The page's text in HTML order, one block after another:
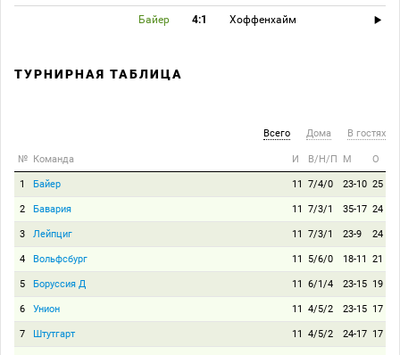
Байер 4:1 Хоффенхайм
ТУРНИРНАЯ ТАБЛИЦА
Всего Дома В гостях
№ Команда И В/Н/П М О
1 Байер 11 7/4/0 23-10 25
2 Бавария 11 7/3/1 35-17 24
3 Лейпциг 11 7/3/1 23-9 24
4 Вольфсбург 11 5/6/0 18-11 21
5 Боруссия Д 11 6/1/4 23-15 19
6 Унион 11 4/5/2 23-15 17
7 Штутгарт 11 4/5/2 24-17 17